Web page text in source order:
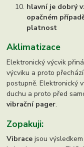
hlavní je dobrý
opačném
platnost
Aklimatizace
Elektronický výcvik
výcviku a proto
postupně. Elektronický
duchu a proto před
vibrační pager.
Zopakuji:
Vibracejsou